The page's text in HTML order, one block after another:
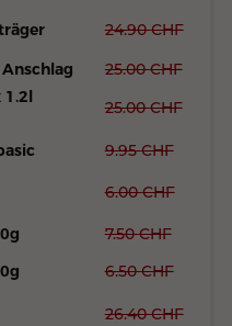
24.90 CHF
25.00 CHF
25.00 CHF
9.95 CHF
6.00 CHF
7.50 CHF
6.50 CHF
26.40 CHF